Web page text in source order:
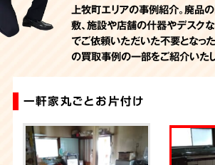
上牧町エリアの事例紹介。廃品
敷、施設や店舗の什器やデスク
でご依頼いただいた不要となっ
の買取事例の一部をご紹介いたし
一軒家丸ごとお片付け
不用品回収